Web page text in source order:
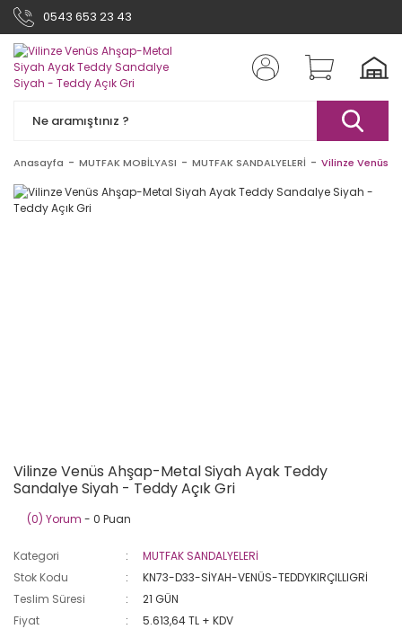
0543 653 23 43
Anasayfa MUTFAK MOBİLYASI MUTFAK SANDALYELERİ Vilinze Venüs
Vilinze Venüs Ahşap-Metal Siyah Ayak Teddy
Sandalye Siyah - Teddy Açık Gri
(0) Yorum - 0 Puan
Kategori
MUTFAK SANDALYELERİ
Stok Kodu
KN73-D33-SİYAH-VENÜS-TEDDYKIRÇILLIGRİ
Teslim Süresi
21 GÜN
Fiyat
5.613,64 TL + KDV